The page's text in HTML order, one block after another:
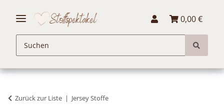
0,00 €
Zurück zur Liste Jersey Stoffe